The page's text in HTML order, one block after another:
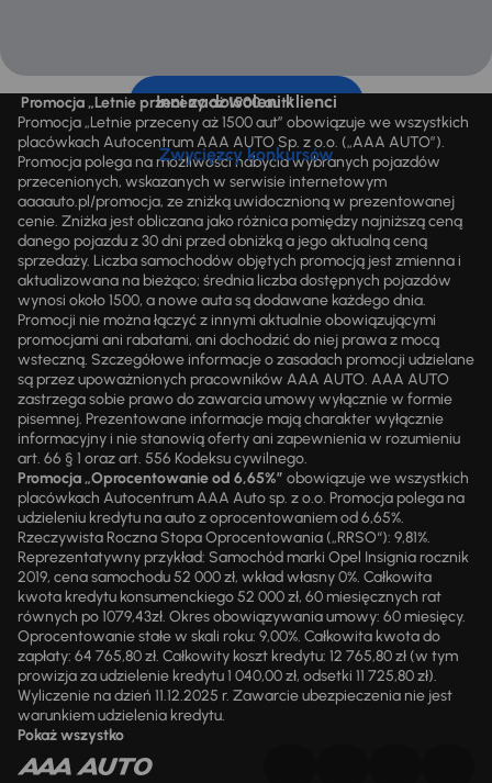
Inni zadowoleni klienci
Zwycięzcy konkursów
Promocja „Letnie przeceny aż 1500 aut”
Promocja „Letnie przeceny aż 1500 aut” obowiązuje we wszystkich
placówkach Autocentrum AAA AUTO Sp. z o.o. („AAA AUTO”).
Promocja polega na możliwości nabycia wybranych pojazdów
przecenionych, wskazanych w serwisie internetowym
aaaauto.pl/promocja, ze zniżką uwidocznioną w prezentowanej
cenie. Zniżka jest obliczana jako różnica pomiędzy najniższą ceną
danego pojazdu z 30 dni przed obniżką a jego aktualną ceną
sprzedaży. Liczba samochodów objętych promocją jest zmienna i
aktualizowana na bieżąco; średnia liczba dostępnych pojazdów
wynosi około 1500, a nowe auta są dodawane każdego dnia.
Promocji nie można łączyć z innymi aktualnie obowiązującymi
promocjami ani rabatami, ani dochodzić do niej prawa z mocą
wsteczną. Szczegółowe informacje o zasadach promocji udzielane
są przez upoważnionych pracowników AAA AUTO. AAA AUTO
zastrzega sobie prawo do zawarcia umowy wyłącznie w formie
pisemnej. Prezentowane informacje mają charakter wyłącznie
informacyjny i nie stanowią oferty ani zapewnienia w rozumieniu
art. 66 § 1 oraz art. 556 Kodeksu cywilnego.
Promocja „Oprocentowanie od 6,65%” obowiązuje we wszystkich
placówkach Autocentrum AAA Auto sp. z o.o. Promocja polega na
udzieleniu kredytu na auto z oprocentowaniem od 6,65%.
Rzeczywista Roczna Stopa Oprocentowania („RRSO“): 9,81%.
Reprezentatywny przykład: Samochód marki Opel Insignia rocznik
2019, cena samochodu 52 000 zł, wkład własny 0%. Całkowita
kwota kredytu konsumenckiego 52 000 zł, 60 miesięcznych rat
równych po 1079,43zł. Okres obowiązywania umowy: 60 miesięcy.
Oprocentowanie stałe w skali roku: 9,00%. Całkowita kwota do
zapłaty: 64 765,80 zł. Całkowity koszt kredytu: 12 765,80 zł (w tym
prowizja za udzielenie kredytu 1 040,00 zł, odsetki 11 725,80 zł).
Wyliczenie na dzień 11.12.2025 r. Zawarcie ubezpieczenia nie jest
warunkiem udzielenia kredytu.
Pokaż wszystko